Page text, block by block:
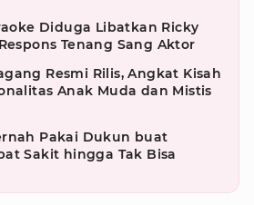
Diduga Libatkan Ricky
Tenang Sang Aktor
Resmi Rilis, Angkat Kisah
Anak Muda dan Mistis
Pakai Dukun buat
Sakit hingga Tak Bisa